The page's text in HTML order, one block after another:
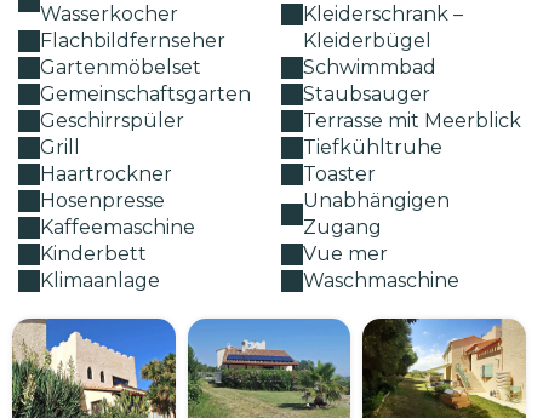
Wasserkocher
Flachbildfernseher
Gartenmöbelset
Gemeinschaftsgarten
Geschirrspüler
Grill
Haartrockner
Hosenpresse
Kaffeemaschine
Kinderbett
Klimaanlage
Kleiderschrank –
Kleiderbügel
Schwimmbad
Staubsauger
Terrasse mit Meerblick
Tiefkühltruhe
Toaster
Unabhängigen
Zugang
Vue mer
Waschmaschine